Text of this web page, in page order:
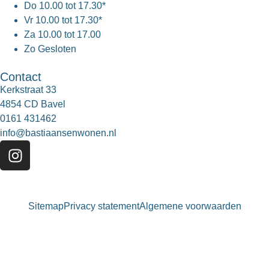
Do 10.00 tot 17.30*
Vr 10.00 tot 17.30*
Za 10.00 tot 17.00
Zo Gesloten
Contact
Kerkstraat 33
4854 CD Bavel
0161 431462
info@bastiaansenwonen.nl
SitemapPrivacy statementAlgemene voorwaarden